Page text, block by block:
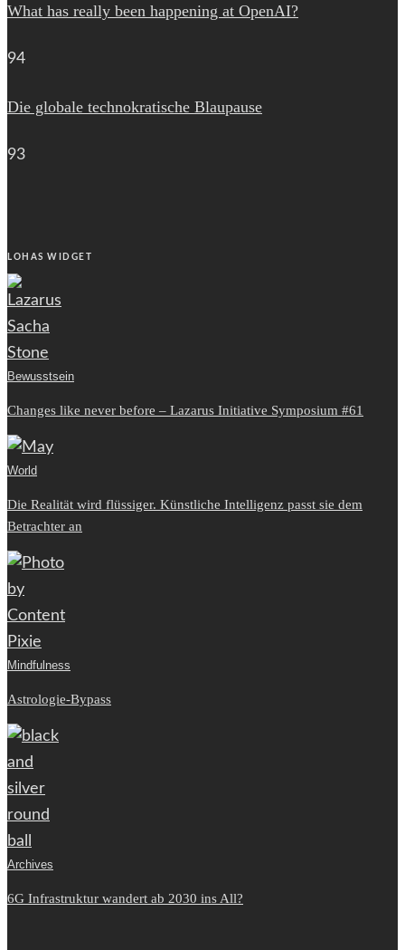
What has really been happening at OpenAI?
94
Die globale technokratische Blaupause
93
LOHAS WIDGET
Bewusstsein
Changes like never before – Lazarus Initiative Symposium #61
World
Die Realität wird flüssiger. Künstliche Intelligenz passt sie dem
Betrachter an
Mindfulness
Astrologie-Bypass
Archives
6G Infrastruktur wandert ab 2030 ins All?